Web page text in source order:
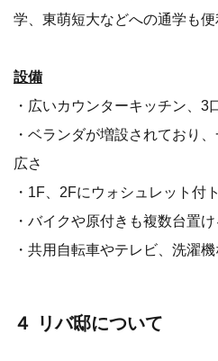
学、東萌短大などへの通学も便
設備
・広いカウンターキッチン、3
・ベランダが増設されており
広さ
・1F、2Fにウォシュレット付
・バイクや原付きも複数台置
・共用自転車やテレビ、洗濯
４ リバ邸について